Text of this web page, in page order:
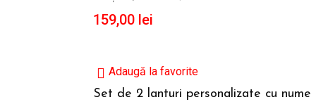
159,00 lei
Adaugă la favorite
Set de 2 lanturi personalizate cu nume